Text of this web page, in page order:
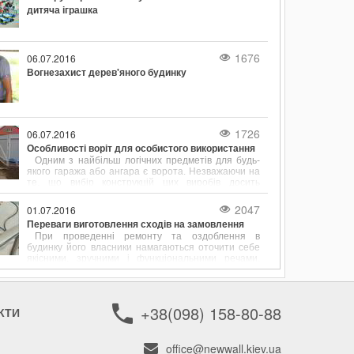
дитяча іграшка
06.07.2016 1676
Вогнезахист дерев'яного будинку
06.07.2016 1726
Особливості воріт для особистого використання
Одним з найбільш логічних предметів для будь-
якого гаража або ангара є ворота. Незважаючи на
те, що вибір конструкцій цих виробів досить
обмежений, з кожним днем покупцям стає все
складніше визначитися зі своєю покупкою.
01.07.2016 2047
Переваги виготовлення сходів на замовлення
При проведенні ремонту та оздоблення в
будинку його власники намагаються оточити себе
якісними, зручними і функціональними речами.
Якщо йдеться про облаштування двоповерхового
будинку або багатоярусної квартири, багато часу
ролі сполучного елемента між поверхами.+38(098) 158-80-88
office@newwall.kiev.ua